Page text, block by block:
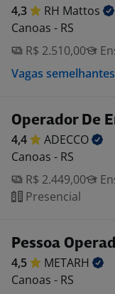
4,3 RH Mattos
Canoas - RS
R$ 2.510,00
Vagas semelhantes
Operador De
4,4
ADECCO
Canoas - RS
R$ 2.449,00
Presencial
Pessoa
4,5
METARH
Canoas - RS